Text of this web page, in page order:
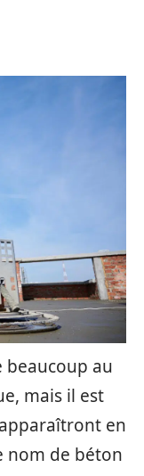
beaucoup au
mais il est
en
nom de béton